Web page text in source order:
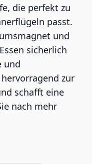
die perfekt zu
passt.
und
sicherlich
und
zur
schafft eine
nach mehr